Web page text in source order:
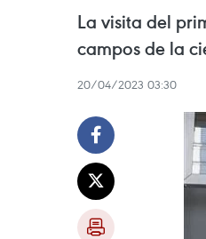
La visita del
campos de la
20/04/2023 03:30